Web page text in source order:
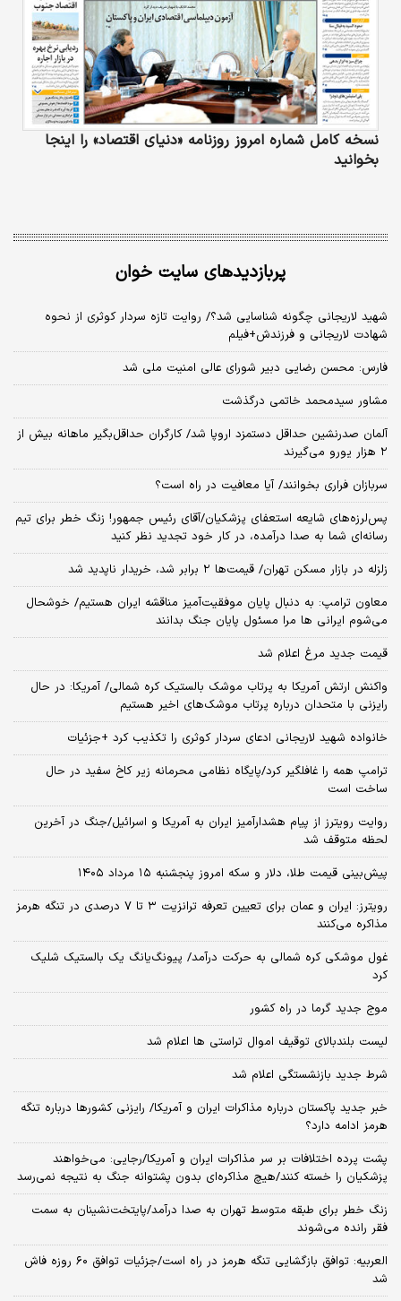
نسخه کامل شماره امروز روزنامه «دنیای‌ اقتصاد» را اینجا
بخوانید
پربازدیدهای سایت خوان
شهید لاریجانی چگونه شناسایی شد؟/ روایت تازه سردار کوثری از نحوه
شهادت لاریجانی و فرزندش+فیلم
فارس: محسن رضایی دبیر شورای عالی امنیت ملی شد
مشاور سیدمحمد خاتمی درگذشت
آلمان صدرنشین حداقل دستمزد اروپا شد/ کارگران حداقل‌بگیر ماهانه بیش از
۲ هزار یورو می‌گیرند
سربازان فراری بخوانند/ آیا معافیت در راه است؟
پس‌لرزه‌های شایعه استعفای پزشکیان/آقای رئیس جمهور! زنگ خطر برای تیم
رسانه‌ای شما به صدا درآمده، در کار خود تجدید نظر کنید
زلزله در بازار مسکن تهران/ قیمت‌ها ۲ برابر شد، خریدار ناپدید شد
معاون ترامپ: به دنبال پایان موفقیت‌آمیز مناقشه ایران هستیم/ خوشحال
می‌شوم ایرانی ها مرا مسئول پایان جنگ بدانند
قیمت جدید مرغ اعلام شد
واکنش ارتش آمریکا به پرتاب موشک بالستیک کره شمالی/ آمریکا: در حال
رایزنی با متحدان درباره پرتاب موشک‌های اخیر هستیم
خانواده شهید لاریجانی ادعای سردار کوثری را تکذیب کرد +جزئیات
ترامپ همه را غافلگیر کرد/پایگاه نظامی محرمانه زیر کاخ سفید در حال
ساخت است
روایت رویترز از پیام هشدارآمیز ایران به آمریکا و اسرائیل/جنگ در آخرین
لحظه متوقف شد
پیش‌بینی قیمت طلا، دلار و سکه امروز پنجشنبه ۱۵ مرداد ۱۴۰۵
رویترز: ایران و عمان برای تعیین تعرفه ترانزیت ۳ تا ۷ درصدی در تنگه هرمز
مذاکره می‌کنند
غول موشکی کره شمالی به حرکت درآمد/ پیونگ‌یانگ یک بالستیک شلیک
کرد
موج جدید گرما در راه کشور
لیست بلندبالای توقیف اموال تراستی ها اعلام شد
شرط جدید بازنشستگی اعلام شد
خبر جدید پاکستان درباره مذاکرات ایران و آمریکا/ رایزنی کشورها درباره تنگه
هرمز ادامه دارد؟
پشت پرده اختلافات بر سر مذاکرات ایران و آمریکا/رجایی: می‌خواهند
پزشکیان را خسته کنند/هیچ مذاکره‌ای بدون پشتوانه جنگ به نتیجه نمی‌رسد
زنگ خطر برای طبقه متوسط تهران به صدا درآمد/پایتخت‌نشینان به سمت
فقر رانده می‌شوند
العربیه: توافق بازگشایی تنگه هرمز در راه است/جزئیات توافق ۶۰ روزه فاش
شد